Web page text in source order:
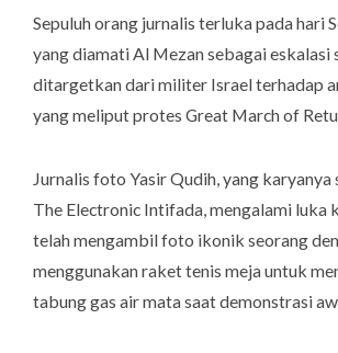
Sepuluh orang jurnalis terluka pada hari
yang diamati Al Mezan sebagai eskalasi
ditargetkan dari militer Israel terhadap
yang meliput protes Great March of
Jurnalis foto Yasir Qudih, yang karyanya
The Electronic Intifada, mengalami luka
telah mengambil foto ikonik seorang
menggunakan raket tenis meja untuk
tabung gas air mata saat demonstrasi